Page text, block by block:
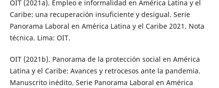
OIT (2021a). Empleo e informalidad en América Latina y el
Caribe: una recuperación insuficiente y desigual. Serie
Panorama Laboral en América Latina y el Caribe 2021. Nota
técnica. Lima: OIT.
OIT (2021b). Panorama de la protección social en América
Latina y el Caribe: Avances y retrocesos ante la pandemia.
Manuscrito inédito. Serie Panorama Laboral en América